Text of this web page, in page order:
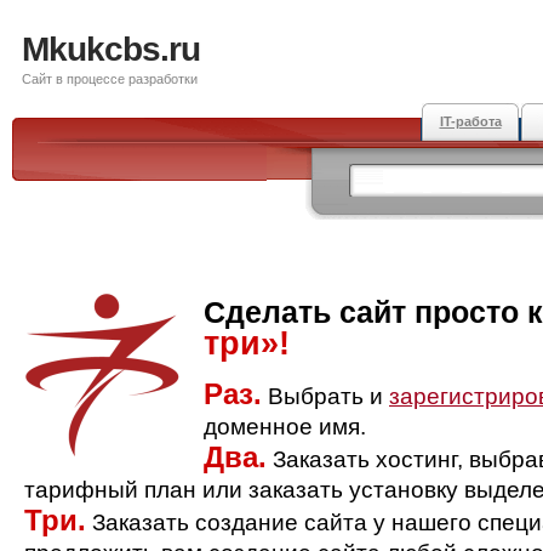
Mkukcbs.ru
Сайт в процессе разработки
IT-работа
Сделать сайт просто
три»!
Раз. Выбрать и
доменное имя.
Два. Заказать хостинг,
тарифный план или заказать установку
Три. Заказать создание сайта у нашего